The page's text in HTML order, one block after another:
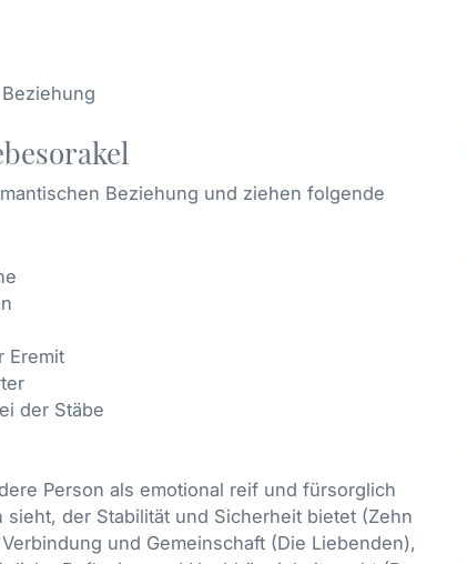
Beziehung und ziehen folgende
Eremit
der Stäbe
Person als emotional reif und fürsorglich
der Stabilität und Sicherheit bietet (Zehn
und Gemeinschaft (Die Liebenden),